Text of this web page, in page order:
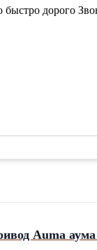
дорого
Auma